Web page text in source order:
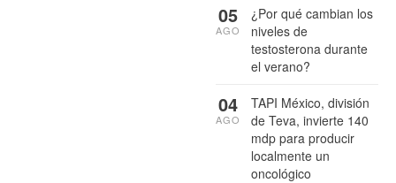
¿Por qué cambian los
niveles de
testosterona durante
el verano?
05
AGO
TAPI México, división
de Teva, invierte 140
mdp para producir
localmente un
oncológico
04
AGO